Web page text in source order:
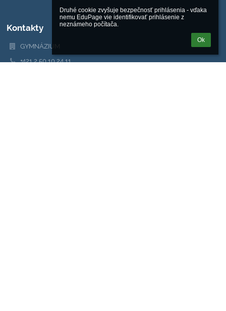
Druhé cookie zvyšuje bezpečnosť prihlásenia - vďaka
nemu EduPage vie identifikovať prihlásenie z
neznámeho počítača.
Ok
Kontakty
GYMNÁZIUM
+421 2 50 10 24 11